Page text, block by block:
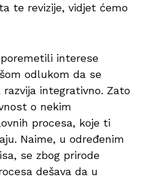
te revizije, vidjet ćemo
interese
odlukom da se
integrativno. Zato
o nekim
procesa, koje ti
Naime, u određenim
se zbog prirode
dešava da u